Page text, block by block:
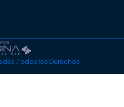
.Todos los Derechos